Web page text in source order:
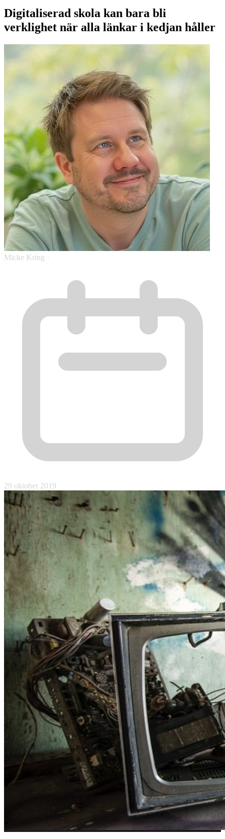
Digitaliserad skola kan bara bli
verklighet när alla länkar i kedjan håller
Micke Kring ·
29 oktober 2019